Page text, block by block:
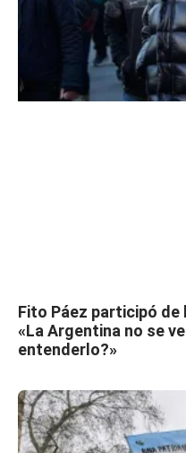
Fito Páez participó de
«La Argentina no se
entenderlo?»